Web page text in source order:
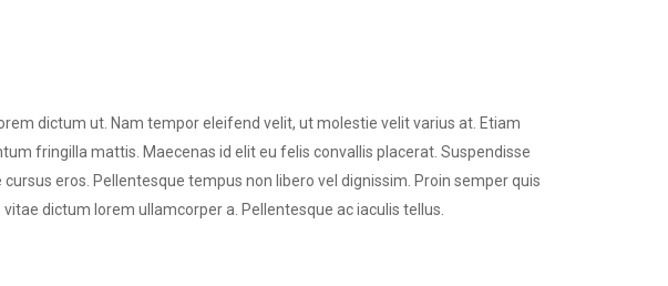
dictum ut. Nam tempor eleifend velit, ut molestie velit varius at. Etiam
fringilla mattis. Maecenas id elit eu felis convallis placerat. Suspendisse
eros. Pellentesque tempus non libero vel dignissim. Proin semper quis
dictum lorem ullamcorper a. Pellentesque ac iaculis tellus.